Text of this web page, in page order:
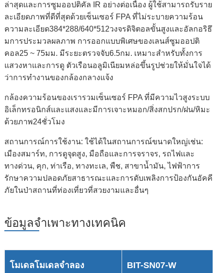
ล่าสุดและการซูมออปติคัล IR อย่างต่อเนื่อง ผู้ใช้สามารถรับราย
ละเอียดภาพที่ดีที่สุดด้วยเซ็นเซอร์ FPA ที่ไม่ระบายความร้อน
ความละเอียด384*288/640*512วงจรดิจิตอลขั้นสูงและอัลกอริธึ
มการประมวลผลภาพ การออกแบบพิเศษของเลนส์ซูมออปติ
คอล25 ~ 75มม. มีระยะตรวจจับ6.5กม. เหมาะสำหรับทั้งการ
แสวงหาและการดู ตัวเรือนอลูมิเนียมหล่อขึ้นรูปช่วยให้มั่นใจได้
ว่าการทำงานของกล้องกลางแจ้ง
กล้องความร้อนของเรารวมเซ็นเซอร์ FPA ที่มีความไวสูงระบบ
อิเล็กทรอนิกส์และแสงและมีการเจาะหมอก/สิ่งสกปรก/ฝน/หิมะ
ด้วยภาพ24ชั่วโมง
สถานการณ์การใช้งาน: ใช้ได้ในสถานการณ์ขนาดใหญ่เช่น:
เมืองสมาร์ท, การดูจุดสูง, มือถือและการจราจร, รถไฟและ
ทางด่วน, คุก, ท่าเรือ, ทางทะเล, พืช, สาขาน้ำมัน, ไฟฟ้าการ
รักษาความปลอดภัยสาธารณะและการดับเพลิงการป้องกันอัคคี
ภัยในป่าสถานที่ท่องเที่ยวที่สวยงามและอื่นๆ
ข้อมูลจำเพาะทางเทคนิค
โมเดลโมเดลจำลอง BIT-SN07-W